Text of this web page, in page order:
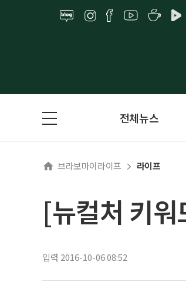
전체뉴스
브라보마이라이프 라이프
[뉴컬처 키
입력 2016-10-06 08:52